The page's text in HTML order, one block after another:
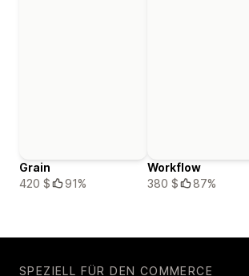
Grain
420 $
91%
Workflow
380 $
87%
SPEZIELL FÜR DEN COMMERCE